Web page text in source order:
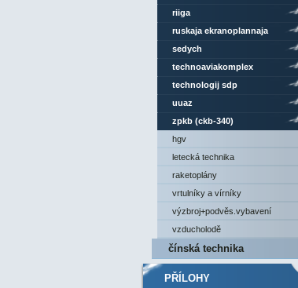
riiga
ruskaja ekranoplannaja
kompanija
sedych
technoaviakomplex
technologij sdp
uuaz
zpkb (ckb-340)
hgv
letecká technika
raketoplány
vrtulníky a vírníky
výzbroj+podvěs.vybavení
vzducholodě
čínská technika
PŘÍLOHY